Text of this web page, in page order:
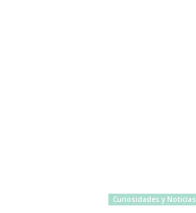
Curiosidades y Noticias